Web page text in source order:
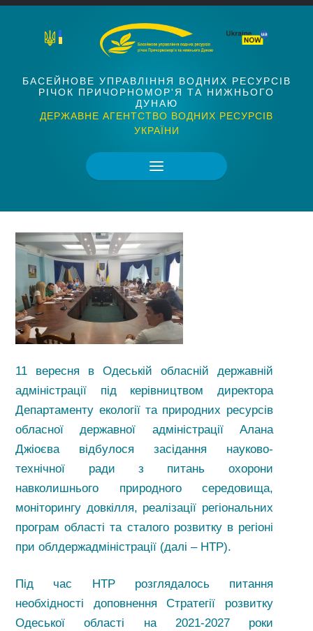
БАСЕЙНОВЕ УПРАВЛІННЯ ВОДНИХ РЕСУРСІВ
РІЧОК ПРИЧОРНОМОР'Я ТА НИЖНЬОГО
ДУНАЮ
ДЕРЖАВНЕ АГЕНТСТВО ВОДНИХ РЕСУРСІВ
УКРАЇНИ
11 вересня в Одеській обласній державній
адміністрації під керівництвом директора
Департаменту екології та природних ресурсів
обласної державної адміністрації Алана
Джіоєва відбулося засідання науково-
технічної ради з питань охорони
навколишнього природного середовища,
моніторингу довкілля, реалізації регіональних
програм області та сталого розвитку в регіоні
при облдержадміністрації (далі – НТР).
Під час НТР розглядалось питання
необхідності доповнення Стратегії розвитку
Одеської області на 2021-2027 роки